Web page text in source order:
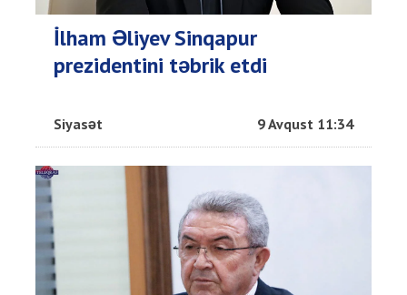
İlham Əliyev Sinqapur
prezidentini təbrik etdi
Siyasət 9 Avqust 11:34